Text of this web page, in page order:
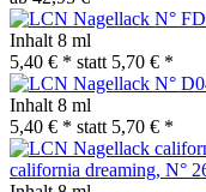
Inhalt 8 ml
5,40 € * statt 5,70 € *
Inhalt 8 ml
5,40 € * statt 5,70 € *
california dreaming, N°